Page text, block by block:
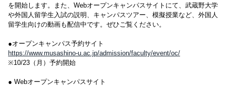
を開始します。また、Webオープンキャンパスサイトにて、武蔵野大学
や外国人留学生入試の説明、キャンパスツアー、模擬授業など、外国人
留学生向けの動画も配信中です。ぜひご覧ください。
●オープンキャンパス予約サイト
https://www.musashino-u.ac.jp/admission/faculty/event/oc/
※10/23（月）予約開始
● Webオープンキャンパスサイト